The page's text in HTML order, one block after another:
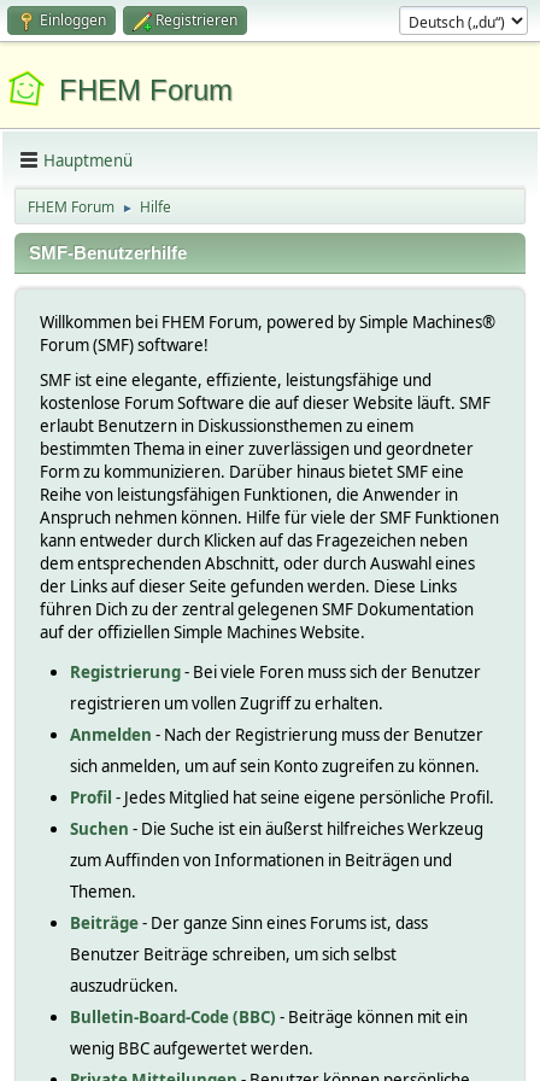
Einloggen Registrieren
FHEM Forum
Hauptmenü
FHEM Forum ► Hilfe
SMF-Benutzerhilfe
Willkommen bei FHEM Forum, powered by Simple Machines®
Forum (SMF) software!
SMF ist eine elegante, effiziente, leistungsfähige und
kostenlose Forum Software die auf dieser Website läuft. SMF
erlaubt Benutzern in Diskussionsthemen zu einem
bestimmten Thema in einer zuverlässigen und geordneter
Form zu kommunizieren. Darüber hinaus bietet SMF eine
Reihe von leistungsfähigen Funktionen, die Anwender in
Anspruch nehmen können. Hilfe für viele der SMF Funktionen
kann entweder durch Klicken auf das Fragezeichen neben
dem entsprechenden Abschnitt, oder durch Auswahl eines
der Links auf dieser Seite gefunden werden. Diese Links
führen Dich zu der zentral gelegenen SMF Dokumentation
auf der offiziellen Simple Machines Website.
Registrierung- Bei viele Foren muss sich der Benutzer
registrieren um vollen Zugriff zu erhalten.
Anmelden - Nach der Registrierung muss der Benutzer
sich anmelden, um auf sein Konto zugreifen zu können.
Profil - Jedes Mitglied hat seine eigene persönliche Profil.
Suchen - Die Suche ist ein äußerst hilfreiches Werkzeug
zum Auffinden von Informationen in Beiträgen und
Themen.
Beiträge- Der ganze Sinn eines Forums ist, dass
Benutzer Beiträge schreiben, um sich selbst
auszudrücken.
Bulletin-Board-Code (BBC) - Beiträge können mit ein
wenig BBC aufgewertet werden.